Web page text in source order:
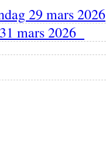
29 mars 2026
mars 2026